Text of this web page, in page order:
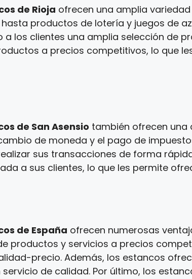
de Rioja ofrecen una amplia
productos de lotería y juegos de
a los clientes una amplia selección de
a precios competitivos, lo que
de San Asensio también ofrecen una
de moneda y el pago de
sus transacciones de forma
a sus clientes, lo que les permite
de España ofrecen numerosas
productos y servicios a precios
precio. Además, los estancos
de calidad. Por último, los